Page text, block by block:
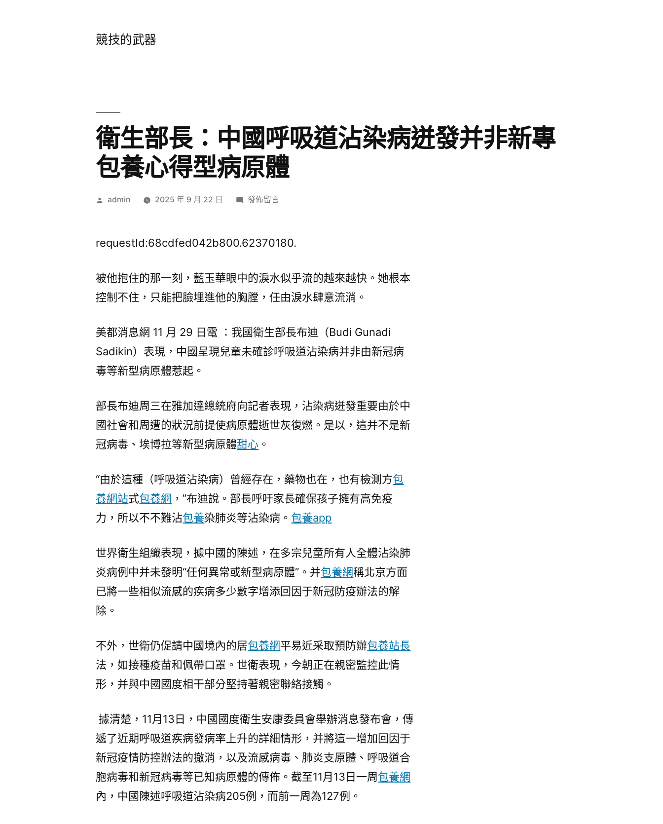
競技的武器
衛生部長：中國呼吸道沾染病迸發并非新專
包養心得型病原體
作
admin 2025 年 9 月 22 日
在
部
國
呼
沾
染
并
非
專
養
得
型
體〉
發佈留言
requestId:68cdfed042b800.62370180.
被他抱住的那一刻，藍玉華眼中的淚水似乎流的越來越快。她根本
控制不住，只能把臉埋進他的胸膛，任由淚水肆意流淌。
美都消息網 11 月 29 日電 ：我國衛生部長布迪（Budi Gunadi
Sadikin）表現，中國呈現兒童未確診呼吸道沾染病并非由新冠病
毒等新型病原體惹起。
部長布迪周三在雅加達總統府向記者表現，沾染病迸發重要由於中
國社會和周遭的狀況前提使病原體逝世灰復燃。是以，這并不是新
冠病毒、埃博拉等新型病原體甜心 。
“由於這種（呼吸道沾染病）曾經存在，藥物也在，也有檢測方包
養網站式包養網 ，”布迪說。部長呼吁家長確保孩子擁有高免疫
力，所以不不難沾包養染肺炎等沾染病。 包養app
世界衛生組織表現，據中國的陳述，在多宗兒童所有人全體沾染肺
炎病例中并未發明“任何異常或新型病原體”。并包養網稱北京方面
已將一些相似流感的疾病多少數字增添回因于新冠防疫辦法的解
除。
不外，世衛仍促請中國境內的居包養網平易近采取預防辦包養站長
法，如接種疫苗和佩帶口罩。世衛表現，今朝正在親密監控此情
形，并與中國國度相干部分堅持著親密聯絡接觸。
據清楚，11月13日，中國國度衛生安康委員會舉辦消息發布會，傳
遞了近期呼吸道疾病發病率上升的詳細情形，并將這一增加回因于
新冠疫情防控辦法的撤消，以及流感病毒、肺炎支原體、呼吸道合
胞病毒和新冠病毒等已知病原體的傳佈。截至11月13日一周包養網
內，中國陳述呼吸道沾染病205例，而前一周為127例。